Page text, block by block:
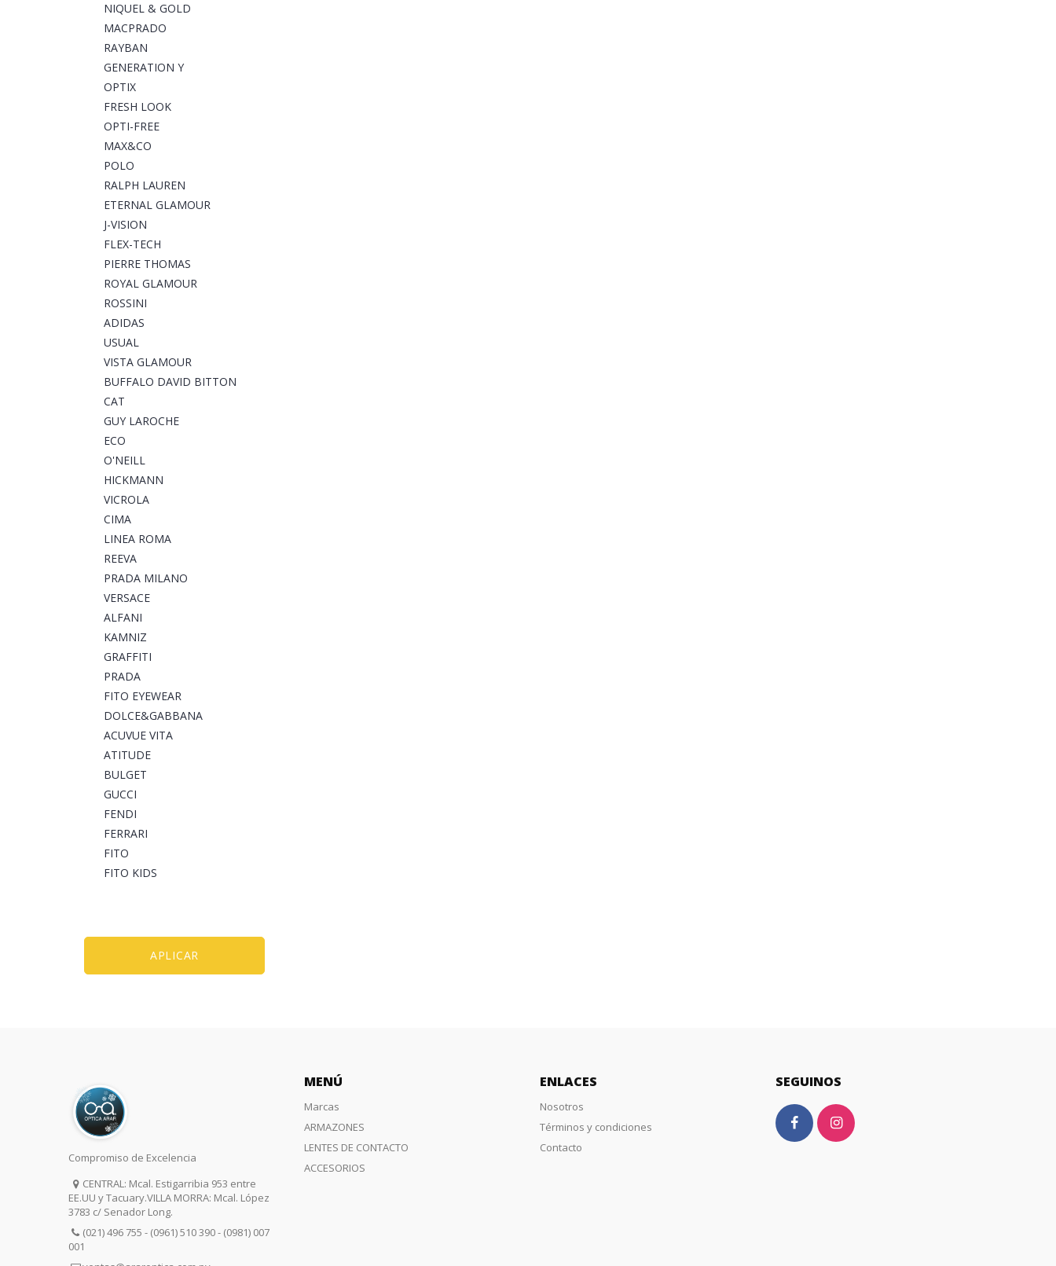
NIQUEL & GOLD
MACPRADO
RAYBAN
GENERATION Y
OPTIX
FRESH LOOK
OPTI-FREE
MAX&CO
POLO
RALPH LAUREN
ETERNAL GLAMOUR
J-VISION
FLEX-TECH
PIERRE THOMAS
ROYAL GLAMOUR
ROSSINI
ADIDAS
USUAL
VISTA GLAMOUR
BUFFALO DAVID BITTON
CAT
GUY LAROCHE
ECO
O'NEILL
HICKMANN
VICROLA
CIMA
LINEA ROMA
REEVA
PRADA MILANO
VERSACE
ALFANI
KAMNIZ
GRAFFITI
PRADA
FITO EYEWEAR
DOLCE&GABBANA
ACUVUE VITA
ATITUDE
BULGET
GUCCI
FENDI
FERRARI
FITO
FITO KIDS
APLICAR
Compromiso de Excelencia
CENTRAL: Mcal. Estigarribia 953 entre
EE.UU y Tacuary.VILLA MORRA: Mcal. López
3783 c/ Senador Long.
(021) 496 755 - (0961) 510 390 - (0981) 007
001
MENÚ
Marcas
ARMAZONES
LENTES DE CONTACTO
ACCESORIOS
ENLACES
Nosotros
Términos y condiciones
Contacto
SEGUINOS